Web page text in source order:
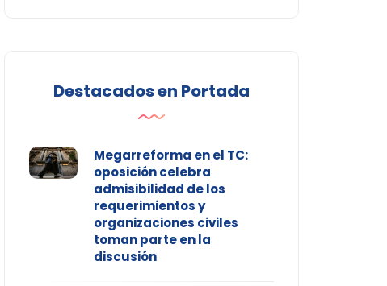
Destacados en Portada
Megarreforma en el TC:
oposición celebra
admisibilidad de los
requerimientos y
organizaciones civiles
toman parte en la
discusión